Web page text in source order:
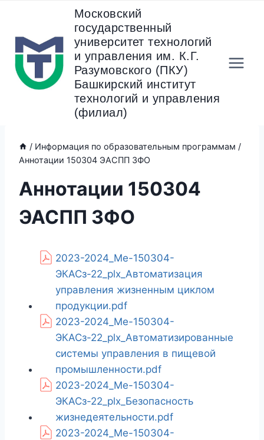
содержанию
Московский
государственный
университет технологий
и управления им. К.Г.
Разумовского (ПКУ)
Башкирский институт
технологий и управления
(филиал)
/ Информация по образовательным программам /
Аннотации 150304 ЭАСПП ЗФО
Аннотации 150304
ЭАСПП ЗФО
2023-2024_Ме-150304-
ЭКАСз-22_plx_Автоматизация
управления жизненным циклом
продукции.pdf
2023-2024_Ме-150304-
ЭКАСз-22_plx_Автоматизированные
системы управления в пищевой
промышленности.pdf
2023-2024_Ме-150304-
ЭКАСз-22_plx_Безопасность
жизнедеятельности.pdf
2023-2024_Ме-150304-